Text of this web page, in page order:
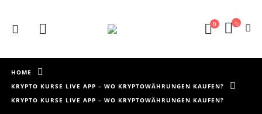
0
HOME
KRYPTO KURSE LIVE APP – WO KRYPTOWÄHRUNGEN KAUFEN?
KRYPTO KURSE LIVE APP – WO KRYPTOWÄHRUNGEN KAUFEN?